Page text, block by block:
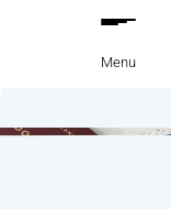
Menu